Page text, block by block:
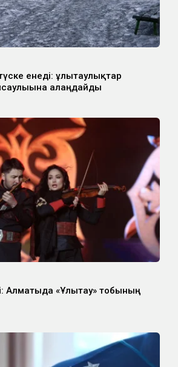
енеді: ұлытаулықтар
алаңдайды
Алматыда «Ұлытау» тобының